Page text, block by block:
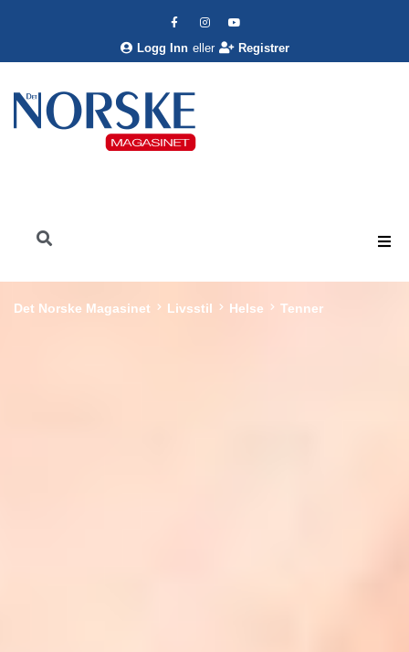
Logg Inn eller Registrer
Det Norske Magasinet Livsstil Helse Tenner